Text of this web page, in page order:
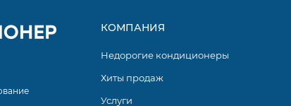
КОМПАНИЯ
Недорогие кондиционеры
Хиты продаж
Услуги